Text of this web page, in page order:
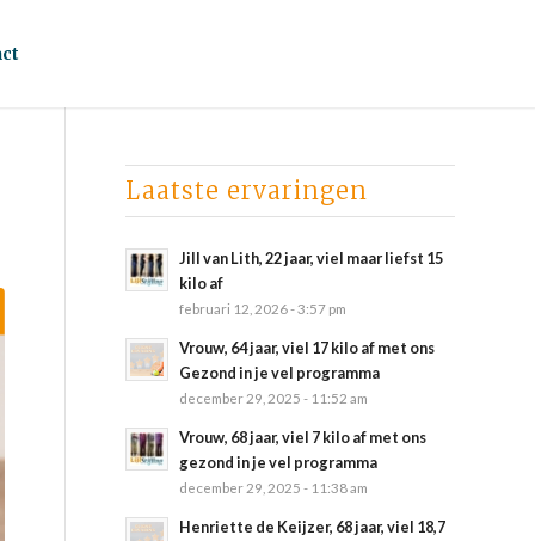
Laatste ervaringen
Jill van Lith, 22 jaar, viel maar liefst 15
kilo af
februari 12, 2026 - 3:57 pm
Vrouw, 64 jaar, viel 17 kilo af met ons
Gezond in je vel programma
december 29, 2025 - 11:52 am
Vrouw, 68 jaar, viel 7 kilo af met ons
gezond in je vel programma
december 29, 2025 - 11:38 am
Henriette de Keijzer, 68 jaar, viel 18,7